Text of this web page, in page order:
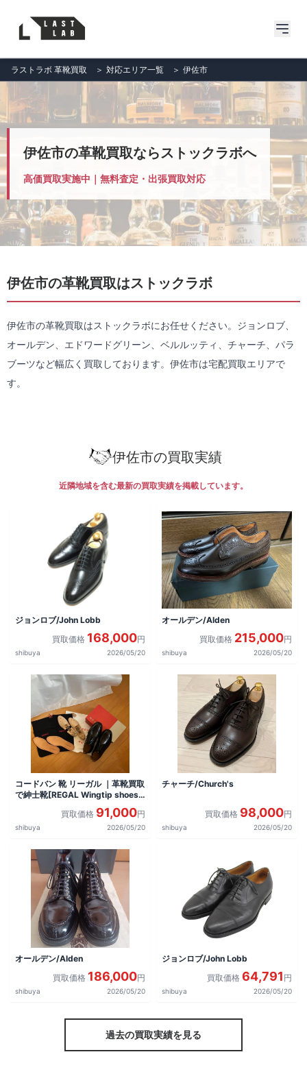
ラストラボ 革靴買取 ＞ 対応エリア一覧 ＞ 伊佐市
伊佐市の革靴買取ならストックラボへ
高価買取実施中｜無料査定・出張買取対応
伊佐市の革靴買取はストックラボ
伊佐市の革靴買取はストックラボにお任せください。ジョンロブ、
オールデン、エドワードグリーン、ベルルッティ、チャーチ、パラ
ブーツなど幅広く買取しております。伊佐市は宅配買取エリアで
す。
伊佐市の買取実績
近隣地域を含む最新の買取実績を掲載しています。
ジョンロブ/John Lobb
買取価格 168,000円
shibuya 2026/05/20
オールデン/Alden
買取価格 215,000円
shibuya 2026/05/20
コードバン 靴 リーガル ｜革靴買取
で紳士靴[REGAL Wingtip shoes]
買取価格 91,000円
shibuya 2026/05/20
チャーチ/Church's
買取価格 98,000円
shibuya 2026/05/20
オールデン/Alden
買取価格 186,000円
shibuya 2026/05/20
ジョンロブ/John Lobb
買取価格 64,791 円
shibuya 2026/05/20
過去の買取実績を見る